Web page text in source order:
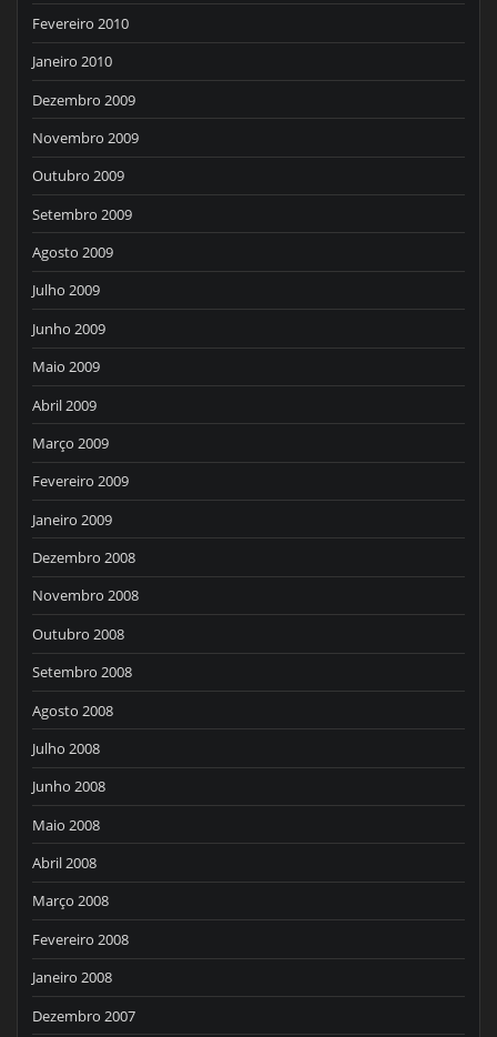
Fevereiro 2010
Janeiro 2010
Dezembro 2009
Novembro 2009
Outubro 2009
Setembro 2009
Agosto 2009
Julho 2009
Junho 2009
Maio 2009
Abril 2009
Março 2009
Fevereiro 2009
Janeiro 2009
Dezembro 2008
Novembro 2008
Outubro 2008
Setembro 2008
Agosto 2008
Julho 2008
Junho 2008
Maio 2008
Abril 2008
Março 2008
Fevereiro 2008
Janeiro 2008
Dezembro 2007